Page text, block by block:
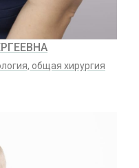
общая хирургия